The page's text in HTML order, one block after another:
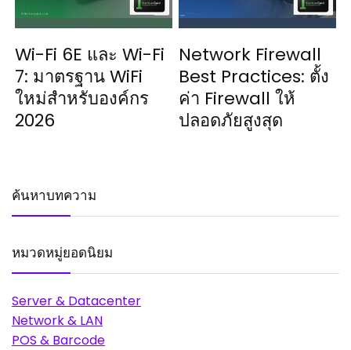
Wi-Fi 6E และ Wi-Fi
7: มาตรฐาน WiFi
ใหม่สำหรับองค์กร
2026
Network Firewall
Best Practices: ตั้ง
ค่า Firewall ให้
ปลอดภัยสูงสุด
ค้นหาบทความ
หมวดหมู่ยอดนิยม
Server & Datacenter
Network & LAN
POS & Barcode